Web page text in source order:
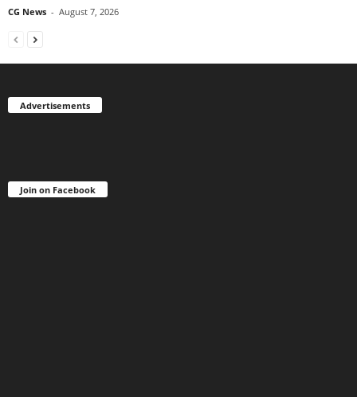
CG News - August 7, 2026
Advertisements
Join on Facebook